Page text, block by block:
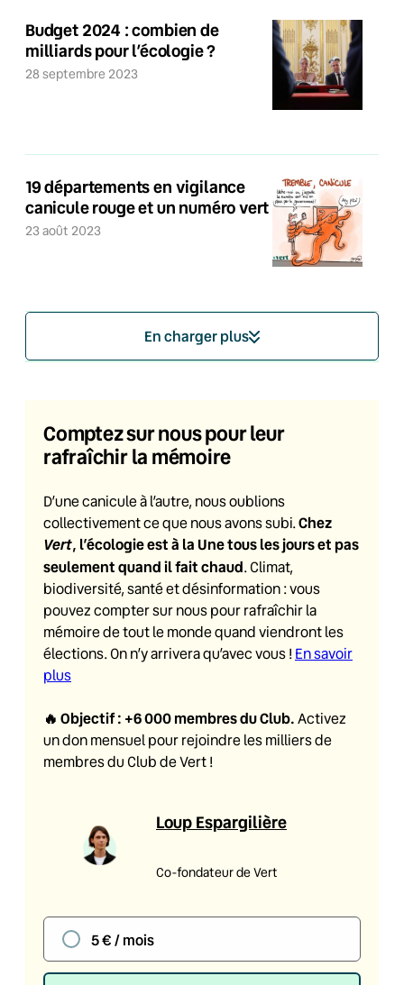
Budget 2024 : combien de
milliards pour l’écologie ?
28 septembre 2023
19 départements en vigilance
canicule rouge et un numéro vert
23 août 2023
En charger plus
Comptez sur nous pour leur
rafraîchir la mémoire
D’une canicule à l’autre, nous oublions
collectivement ce que nous avons subi.Chez
Vert, l’écologie est à la Une tous les jours et pas
seulement quand il fait chaud. Climat,
biodiversité, santé et désinformation : vous
pouvez compter sur nous pour rafraîchir la
mémoire de tout le monde quand viendront les
élections. On n’y arrivera qu’avec vous ! En savoir
plus
🔥 Objectif : +6 000 membres du Club. Activez
un don mensuel pour rejoindre les milliers de
membres du Club de Vert !
Loup Espargilière
Co-fondateur de Vert
5 € / mois